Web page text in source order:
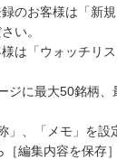
のお客様は「新
い。
は「ウォッチリ
ジに最大50銘柄、
」、「メモ」を設
編集内容を保存